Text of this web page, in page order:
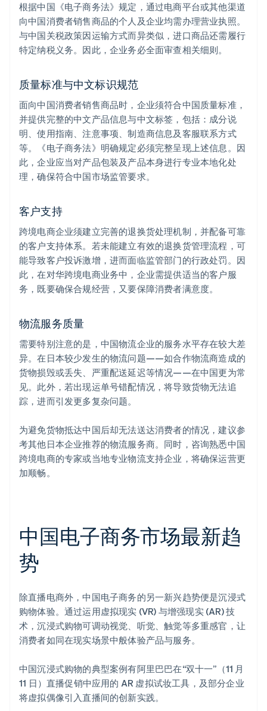
根据中国《电子商务法》规定，通过电商平台或其他渠道
向中国消费者销售商品的个人及企业均需办理营业执照。
与中国关税政策因运输方式而异类似，进口商品还需履行
特定纳税义务。因此，企业务必全面审查相关细则。
质量标准与中文标识规范
面向中国消费者销售商品时，企业须符合中国质量标准，
并提供完整的中文产品信息与中文标签，包括：成分说
明、使用指南、注意事项、制造商信息及客服联系方式
等。《电子商务法》明确规定必须完整呈现上述信息。因
此，企业应当对产品包装及产品本身进行专业本地化处
理，确保符合中国市场监管要求。
客户支持
跨境电商企业须建立完善的退换货处理机制，并配备可靠
的客户支持体系。若未能建立有效的退换货管理流程，可
能导致客户投诉激增，进而面临监管部门的行政处罚。因
此，在对华跨境电商业务中，企业需提供适当的客户服
务，既要确保合规经营，又要保障消费者满意度。
物流服务质量
需要特别注意的是，中国物流企业的服务水平存在较大差
异。在日本较少发生的物流问题——如合作物流商造成的
货物损毁或丢失、严重配送延迟等情况——在中国更为常
见。此外，若出现运单号错配情况，将导致货物无法追
踪，进而引发更多复杂问题。
为避免货物抵达中国后却无法送达消费者的情况，建议参
考其他日本企业推荐的物流服务商。同时，咨询熟悉中国
跨境电商的专家或当地专业物流支持企业，将确保运营更
加顺畅。
中国电子商务市场最新趋
势
除直播电商外，中国电子商务的另一新兴趋势便是沉浸式
购物体验。通过运用虚拟现实 (VR) 与增强现实 (AR) 技
术，沉浸式购物可调动视觉、听觉、触觉等多重感官，让
消费者如同在现实场景中般体验产品与服务。
中国沉浸式购物的典型案例有阿里巴巴在“双十一”（11 月
11 日）直播促销中应用的 AR 虚拟试妆工具，及部分企业
将虚拟偶像引入直播间的创新实践。